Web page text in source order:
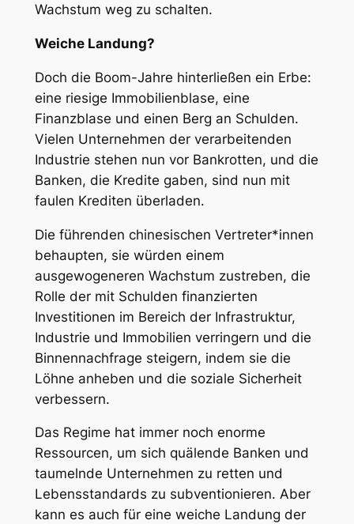
Wachstum weg zu schalten.
Weiche Landung?
Doch die Boom-Jahre hinterließen ein Erbe:
eine riesige Immobilienblase, eine
Finanzblase und einen Berg an Schulden.
Vielen Unternehmen der verarbeitenden
Industrie stehen nun vor Bankrotten, und die
Banken, die Kredite gaben, sind nun mit
faulen Krediten überladen.
Die führenden chinesischen Vertreter*innen
behaupten, sie würden einem
ausgewogeneren Wachstum zustreben, die
Rolle der mit Schulden finanzierten
Investitionen im Bereich der Infrastruktur,
Industrie und Immobilien verringern und die
Binnennachfrage steigern, indem sie die
Löhne anheben und die soziale Sicherheit
verbessern.
Das Regime hat immer noch enorme
Ressourcen, um sich quälende Banken und
taumelnde Unternehmen zu retten und
Lebensstandards zu subventionieren. Aber
kann es auch für eine weiche Landung der